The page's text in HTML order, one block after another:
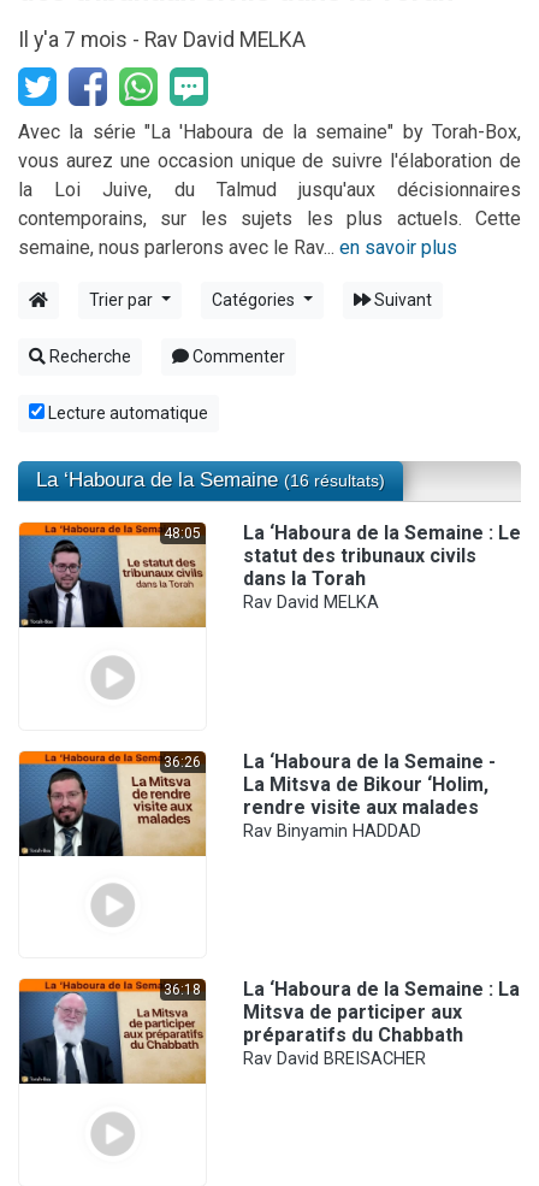
Eva vient de donner son Maasser
Eli vient de donner son Maasser
2 personnes viennent de nous rejoindre sur WhatsApp
Il y'a 7 mois - Rav David MELKA
Avec la série "La 'Haboura de la semaine" by Torah-Box,
vous aurez une occasion unique de suivre l'élaboration de
la Loi Juive, du Talmud jusqu'aux décisionnaires
contemporains, sur les sujets les plus actuels. Cette
semaine, nous parlerons avec le Rav... en savoir plus
Trier par Catégories Suivant
Recherche Commenter
Lecture automatique
La ‘Haboura de la Semaine (16 résultats)
48:05
La ‘Haboura de la Semaine : Le
statut des tribunaux civils
dans la Torah
Rav David MELKA
36:26
La ‘Haboura de la Semaine -
La Mitsva de Bikour ‘Holim,
rendre visite aux malades
Rav Binyamin HADDAD
36:18
La ‘Haboura de la Semaine : La
Mitsva de participer aux
préparatifs du Chabbath
Rav David BREISACHER